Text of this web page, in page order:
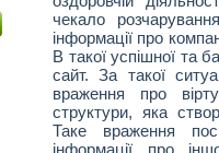
чекало
інформації про
В такої успішної та
сайт. За такої
враження про
структури, яка
Таке враження
інформації про